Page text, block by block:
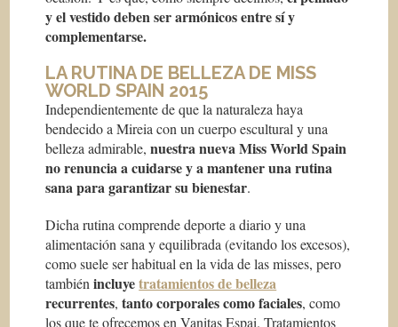
y el vestido deben ser armónicos entre sí y
complementarse.
LA RUTINA DE BELLEZA DE MISS
WORLD SPAIN 2015
Independientemente de que la naturaleza haya
bendecido a Mireia con un cuerpo escultural y una
belleza admirable,nuestra nueva Miss World Spain
no renuncia a cuidarse y a mantener una rutina
sana para garantizar su bienestar.
Dicha rutina comprende deporte a diario y una
alimentación sana y equilibrada (evitando los excesos),
como suele ser habitual en la vida de las misses, pero
tambiénincluyetratamientos de belleza
recurrentes,tanto corporales como faciales, como
los que te ofrecemos en Vanitas Espai. Tratamientos